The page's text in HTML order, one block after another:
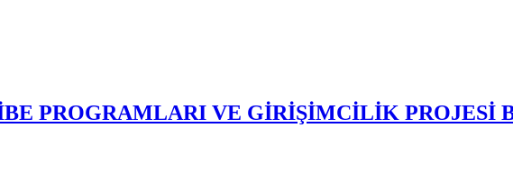
PROGRAMLARI VE GİRİŞİMCİLİK PROJESİ